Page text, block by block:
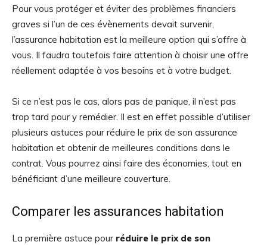
Pour vous protéger et éviter des problèmes financiers
graves si l’un de ces évènements devait survenir,
l’assurance habitation est la meilleure option qui s’offre à
vous. Il faudra toutefois faire attention à choisir une offre
réellement adaptée à vos besoins et à votre budget.
Si ce n’est pas le cas, alors pas de panique, il n’est pas
trop tard pour y remédier. Il est en effet possible d’utiliser
plusieurs astuces pour réduire le prix de son assurance
habitation et obtenir de meilleures conditions dans le
contrat. Vous pourrez ainsi faire des économies, tout en
bénéficiant d’une meilleure couverture.
Comparer les assurances habitation
La première astuce pour réduire le prix de son